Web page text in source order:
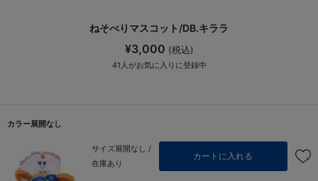
ねそべりマスコット/DB.キララ
¥3,000 (税込)
41 人がお気に入りに登録中
カラー展開なし
サイズ展開なし /
在庫あり
カートに入れる